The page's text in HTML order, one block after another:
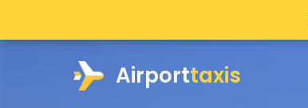
Airporttaxis